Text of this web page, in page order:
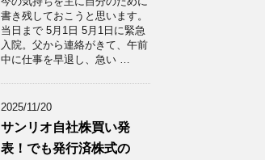
書き残しておこうと思います。
当日まで 5月1日 5月1日に緊急
入院。父から連絡がきて、午前
中に仕事を早退し、急い …
2025/11/20
サンリオ自社株買い発
表！でも発行済株式の